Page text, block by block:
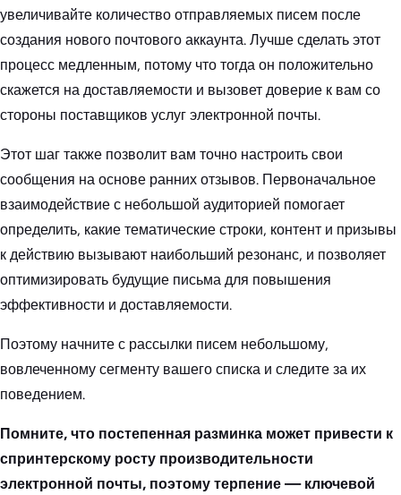
увеличивайте количество отправляемых писем после
создания нового почтового аккаунта. Лучше сделать этот
процесс медленным, потому что тогда он положительно
скажется на доставляемости и вызовет доверие к вам со
стороны поставщиков услуг электронной почты.
Этот шаг также позволит вам точно настроить свои
сообщения на основе ранних отзывов. Первоначальное
взаимодействие с небольшой аудиторией помогает
определить, какие тематические строки, контент и призывы
к действию вызывают наибольший резонанс, и позволяет
оптимизировать будущие письма для повышения
эффективности и доставляемости.
Поэтому начните с рассылки писем небольшому,
вовлеченному сегменту вашего списка и следите за их
поведением.
Помните, что постепенная разминка может привести к
спринтерскому росту производительности
электронной почты, поэтому терпение — ключевой